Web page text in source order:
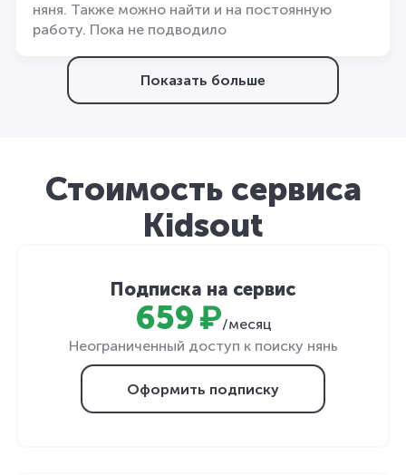
няня. Также можно найти и на постоянную
работу. Пока не подводило
Показать больше
Стоимость сервиса
Kidsout
Подписка на сервис
659 ₽/месяц
Неограниченный доступ к поиску нянь
Оформить подписку